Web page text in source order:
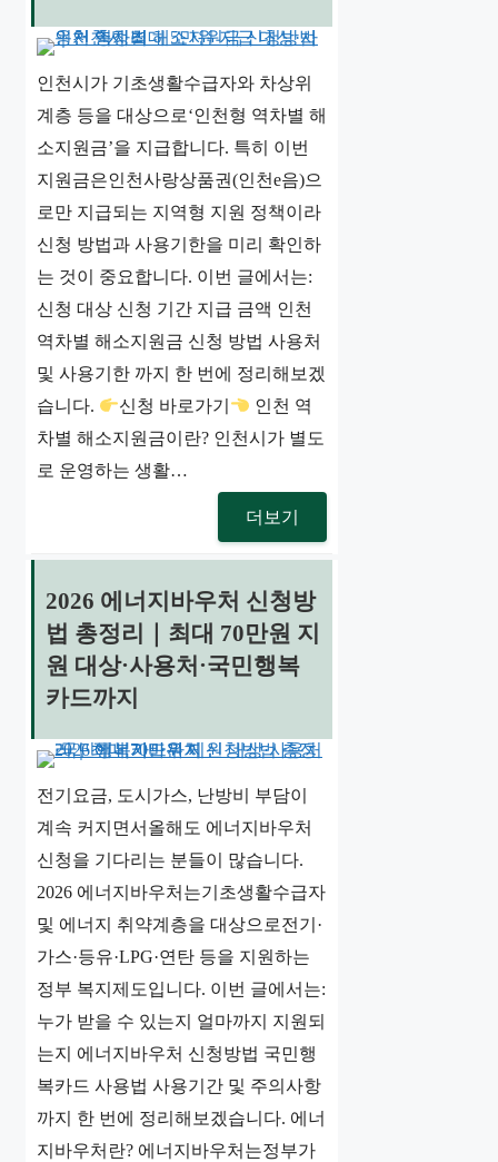
인천시가 기초생활수급자와 차상위
계층 등을 대상으로‘인천형 역차별 해
소지원금’을 지급합니다. 특히 이번
지원금은인천사랑상품권(인천e음)으
로만 지급되는 지역형 지원 정책이라
신청 방법과 사용기한을 미리 확인하
는 것이 중요합니다. 이번 글에서는:
신청 대상 신청 기간 지급 금액 인천
역차별 해소지원금 신청 방법 사용처
및 사용기한 까지 한 번에 정리해보겠
습니다.
신청 바로가기
인천 역
차별 해소지원금이란? 인천시가 별도
로 운영하는 생활…
더보기
2026 에너지바우처 신청방
법 총정리｜최대 70만원 지
원 대상·사용처·국민행복
카드까지
전기요금, 도시가스, 난방비 부담이
계속 커지면서올해도 에너지바우처
신청을 기다리는 분들이 많습니다.
2026 에너지바우처는기초생활수급자
및 에너지 취약계층을 대상으로전기·
가스·등유·LPG·연탄 등을 지원하는
정부 복지제도입니다. 이번 글에서는:
누가 받을 수 있는지 얼마까지 지원되
는지 에너지바우처 신청방법 국민행
복카드 사용법 사용기간 및 주의사항
까지 한 번에 정리해보겠습니다. 에너
지바우처란? 에너지바우처는정부가